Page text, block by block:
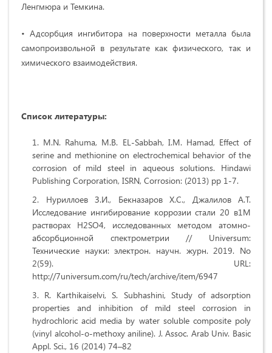
Ленгмюра и Темкина.
• Адсорбция ингибитора на поверхности металла была
самопроизвольной в результате как физического, так и
химического взаимодействия.
Список литературы:
M.N. Rahuma, M.B. EL-Sabbah, I.M. Hamad, Effect of
serine and methionine on electrochemical behavior of the
corrosion of mild steel in aqueous solutions. Hindawi
Publishing Corporation, ISRN, Corrosion: (2013) pp 1-7.
Нуриллоев З.И., Бекназаров Х.С., Джалилов А.Т.
Исследование ингибирование коррозии стали 20 в1М
растворах H2SO4, исследованных методом атомно-
абсорбционной спектрометрии // Universum:
Технические науки: электрон. научн. журн. 2019. No
2(59). URL:
http://7universum.com/ru/tech/archive/item/6947
R. Karthikaiselvi, S. Subhashini, Study of adsorption
properties and inhibition of mild steel corrosion in
hydrochloric acid media by water soluble composite poly
(vinyl alcohol-o-methoxy aniline). J. Assoc. Arab Univ. Basic
Appl. Sci., 16 (2014) 74–82